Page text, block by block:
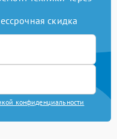
скидка
конфиденциальности